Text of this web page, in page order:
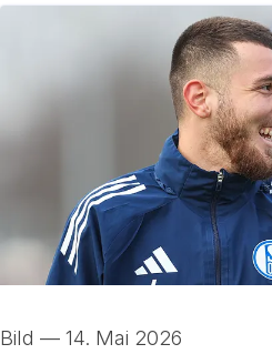
Bild — 14. Mai 2026